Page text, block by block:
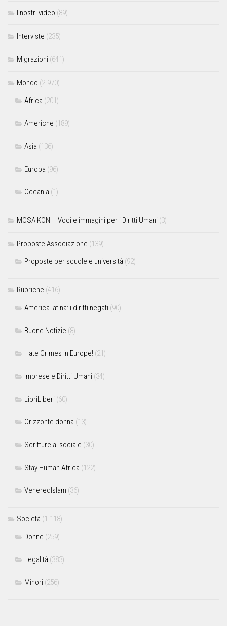
I nostri video (89)
Interviste (235)
Migrazioni (641)
Mondo (2.970)
Africa (201)
Americhe (189)
Asia (136)
Europa (96)
Oceania (1)
MOSAIKON – Voci e immagini per i Diritti Umani (3)
Proposte Associazione (139)
Proposte per scuole e università (92)
Rubriche (416)
America latina: i diritti negati (90)
Buone Notizie (8)
Hate Crimes in Europe! (21)
Imprese e Diritti Umani (34)
LibriLiberi (60)
Orizzonte donna (13)
Scritture al sociale (30)
Stay Human Africa (122)
VeneredIslam (36)
Società (1.118)
Donne (259)
Legalità (383)
Minori (256)